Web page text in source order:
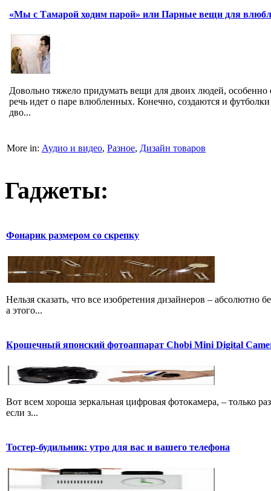
«Мы с Тамарой ходим парой» или Парные вещи для
Довольно тяжело придумать вещи для двоих людей, особенно
речь идет о паре влюбленных. Конечно, создаются и футболки
дво...
More in: Аудио и видео, Разное, Дизайн товаров
Гаджеты:
Фонарик размером со скрепку
Нельзя сказать, что все изобретения дизайнеров –
а этого...
Крошечный японский фотоаппарат Chobi Mini Digital
Вот всем хороша зеркальная цифровая фотокамера, – только
если з...
Тостер-будильник: утро для вас и вашего телефона